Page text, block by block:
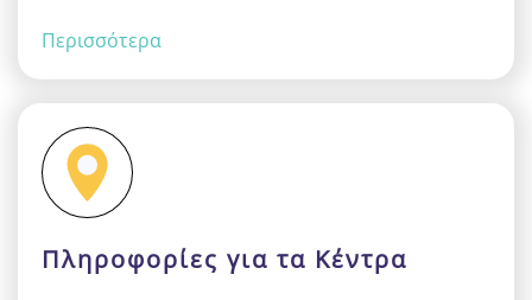
Περισσότερα
Πληροφορίες για τα Κέντρα